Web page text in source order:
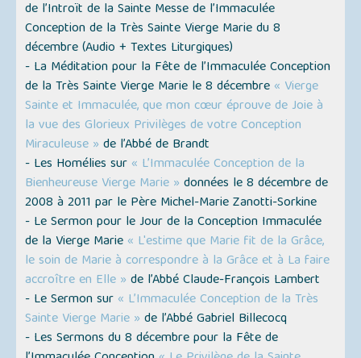
de l’Introït de la Sainte Messe de l’Immaculée
Conception de la Très Sainte Vierge Marie du 8
décembre (Audio + Textes Liturgiques)
- La Méditation pour la Fête de l’Immaculée Conception
de la Très Sainte Vierge Marie le 8 décembre « Vierge
Sainte et Immaculée, que mon cœur éprouve de Joie à
la vue des Glorieux Privilèges de votre Conception
Miraculeuse » de l’Abbé de Brandt
- Les Homélies sur « L’Immaculée Conception de la
Bienheureuse Vierge Marie » données le 8 décembre de
2008 à 2011 par le Père Michel-Marie Zanotti-Sorkine
- Le Sermon pour le Jour de la Conception Immaculée
de la Vierge Marie « L'estime que Marie fit de la Grâce,
le soin de Marie à correspondre à la Grâce et à La faire
accroître en Elle » de l’Abbé Claude-François Lambert
- Le Sermon sur « L’Immaculée Conception de la Très
Sainte Vierge Marie » de l’Abbé Gabriel Billecocq
- Les Sermons du 8 décembre pour la Fête de